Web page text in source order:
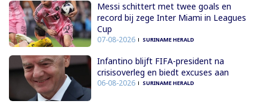
Messi schittert met twee goals en
record bij zege Inter Miami in Leagues
Cup
07-08-2026 SURINAME HERALD
Infantino blijft FIFA-president na
crisisoverleg en biedt excuses aan
06-08-2026 SURINAME HERALD